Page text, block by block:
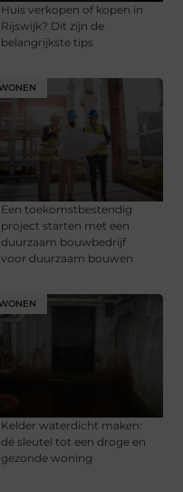
Huis verkopen of kopen in
Rijswijk? Dit zijn de
belangrijkste tips
Een toekomstbestendig
project starten met een
duurzaam bouwbedrijf
voor duurzaam bouwen
Kelder waterdicht maken:
dé sleutel tot een droge en
gezonde woning